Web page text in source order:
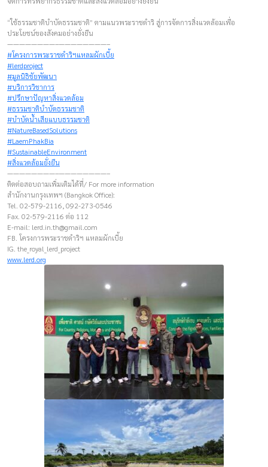
“ใช้ธรรมชาติบำบัดธรรมชาติ” ตามแนวพระราชดำริ สู่การจัดการสิ่งแวดล้อมเพื่อ
ประโยชน์ของสังคมอย่างยั่งยืน
————————–————————–
#โครงการพระราชดำริฯแหลมผักเบี้ย
#lerdproject
#มูลนิธิชัยพัฒนา
#บริการวิชาการ
#ปรึกษาปัญหาสิ่งแวดล้อม
#ธรรมชาติบำบัดธรรมชาติ
#บำบัดน้ำเสียแบบธรรมชาติ
#NatureBasedSolutions
#LaemPhakBia
#SustainableEnvironment
#สิ่งแวดล้อมยั่งยืน
————————–————————–
ติดต่อสอบถามเพิ่มเติมได้ที่/ For more information
สำนักงานกรุงเทพฯ (Bangkok Office):
Tel. 02-579-2116, 092-273-0546
Fax. 02-579-2116 ต่อ 112
E-mail: lerd.in.th@gmail.com
FB. โครงการพระราชดำริฯ แหลมผักเบี้ย
IG. the_royal_lerd_project
www.lerd.org